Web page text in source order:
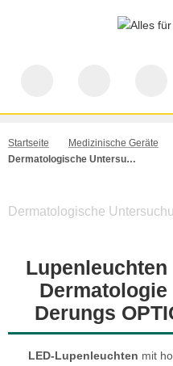
Startseite Medizinische Geräte
Dermatologische Untersuchungs-und Lupenleuchten
Dermatologische
Derungs
LED-Lupenleuchten mit